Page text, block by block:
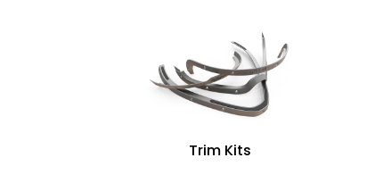
Trim Kits